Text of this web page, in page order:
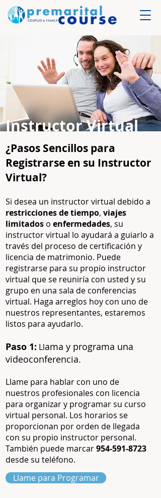
Instructor Virtual
¿Pasos Sencillos para
Registrarse en su Instructor
Virtual?
Si desea un instructor virtual debido a
restricciones de tiempo, viajes
limitados o enfermedades, su
instructor virtual lo ayudará a guiarlo a
través del proceso de certificación y
licencia de matrimonio. Puede
registrarse para su propio instructor
virtual que se reuniría con usted y su
grupo en una sala de conferencias
virtual. Haga arreglos hoy con uno de
nuestros representantes, estaremos
listos para ayudarlo.
Paso 1: Llama y programa una
videoconferencia.
Llame para hablar con uno de
nuestros profesionales con licencia
para organizar y programar su curso
virtual personal. Los horarios se
proporcionan por orden de llegada
con su propio instructor personal.
También puede marcar954-591-8723
desde su teléfono.
Llame para Programar